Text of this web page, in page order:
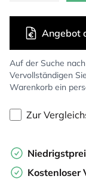
Auf der Suche
Vervollständigen
Warenkorb ein
Angebot
Zur
Kostenloser